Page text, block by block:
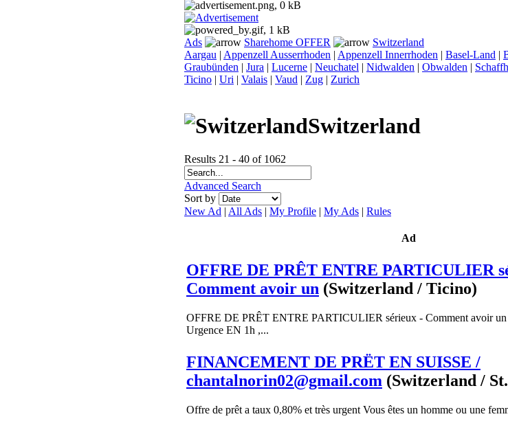
Ads Sharehome OFFER
Switzerland
Aargau | Appenzell Ausserrhoden | Appenzell Innerrhoden | Basel-Land |
Graubünden | Jura | Lucerne | Neuchatel | Nidwalden | Obwalden |
Ticino | Uri | Valais | Vaud | Zug | Zurich
Switzerland
Results 21 - 40 of 1062
Advanced Search
Sort by
New Ad | All Ads | My Profile | My Ads | Rules
Ad
OFFRE DE PRÊT ENTRE PARTICULIER
Comment avoir un (Switzerland / Ticino)
OFFRE DE PRÊT ENTRE PARTICULIER sérieux - Comment avoir un
Urgence EN 1h ,...
FINANCEMENT DE PRËT EN SUISSE /
chantalnorin02@gmail.com (Switzerland /
Offre de prêt a taux 0,80% et très urgent Vous êtes un homme ou une